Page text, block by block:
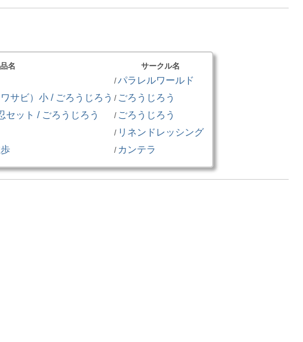
名
サークル名
/パラレルワールド
サビ）小 / ごろうじろう / ごろうじろう
セット / ごろうじろう / ごろうじろう
/ リネンドレッシング
/ カンテラ